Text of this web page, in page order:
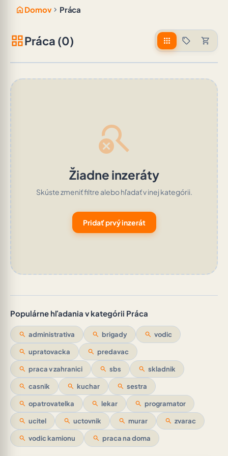
home Domov chevron_right Práca
grid_viewPráca (0) apps sell shopping_cart
search_off
Žiadne inzeráty
Skúste zmeniť filtre alebo hľadať v inej kategórii.
Pridať prvý inzerát
Populárne hľadania v kategórii Práca
search administrativa search brigady search vodic
search upratovacka search predavac
search praca v zahranici search sbs search skladnik
search casnik search kuchar search sestra
search opatrovatelka search lekar search programator
search ucitel search uctovnik search murar search zvarac
search vodic kamionu search praca na doma